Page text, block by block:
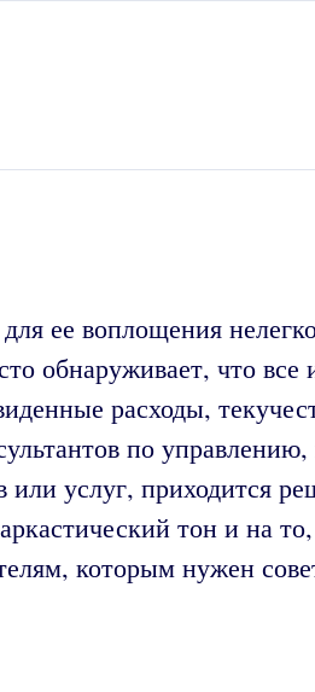
ее воплощения
обнаруживает, что все
расходы,
по
услуг, приходится
тон и на
которым нужен